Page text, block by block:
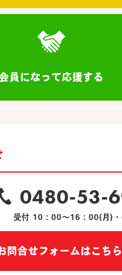
員になって応援する
0480-53-
受付 10：00～16：00(月)・
問合せフォームはこちら